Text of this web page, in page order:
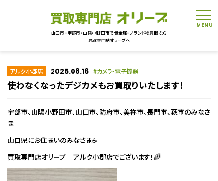
山口市・宇部市・山陽小野田市で貴金属・ブランド物買取なら
買取専門店オリーブへ
アルク小郡店 2025.08.16 カメラ・電子機器
使わなくなったデジカメもお買取りいたします！
宇部市、山陽小野田市、山口市、防府市、美祢市、長門市、萩市のみなさ
ま
山口県にお住まいのみなさま☕
買取専門店オリーブ アルク小郡店でございます！🌈